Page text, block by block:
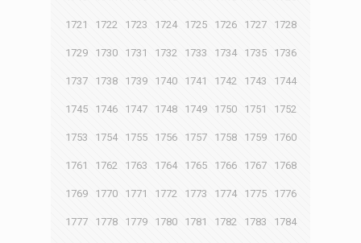
1721 1722 1723 1724 1725 1726 1727 1728
1729 1730 1731 1732 1733 1734 1735 1736
1737 1738 1739 1740 1741 1742 1743 1744
1745 1746 1747 1748 1749 1750 1751 1752
1753 1754 1755 1756 1757 1758 1759 1760
1761 1762 1763 1764 1765 1766 1767 1768
1769 1770 1771 1772 1773 1774 1775 1776
1777 1778 1779 1780 1781 1782 1783 1784